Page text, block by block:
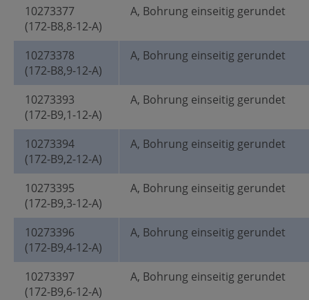
10273377
(172-B8,8-12-A)
A, Bohrung einseitig gerundet
10273378
(172-B8,9-12-A)
A, Bohrung einseitig gerundet
10273393
(172-B9,1-12-A)
A, Bohrung einseitig gerundet
10273394
(172-B9,2-12-A)
A, Bohrung einseitig gerundet
10273395
(172-B9,3-12-A)
A, Bohrung einseitig gerundet
10273396
(172-B9,4-12-A)
A, Bohrung einseitig gerundet
10273397
(172-B9,6-12-A)
A, Bohrung einseitig gerundet